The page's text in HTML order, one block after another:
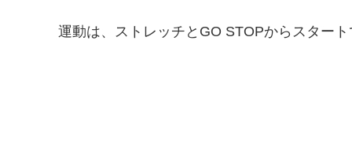
運動は、ストレッチとGO STOPからスター